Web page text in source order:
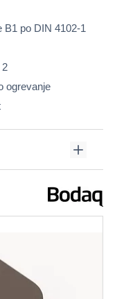
po DIN 4102-1
2
ogrevanje